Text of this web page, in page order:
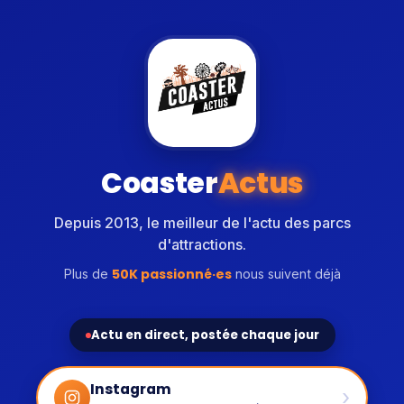
CoasterActus
Depuis 2013, le meilleur de l'actu des parcs
d'attractions.
Plus de 50K passionné·esnous suivent déjà
Actu en direct, postée chaque jour
Instagram ›